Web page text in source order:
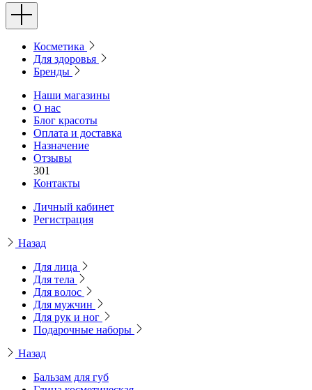
Косметика
Для здоровья
Бренды
Наши магазины
О нас
Блог красоты
Оплата и доставка
Назначение
Отзывы
301
Контакты
Личный кабинет
Регистрация
Назад
Для лица
Для тела
Для волос
Для мужчин
Для рук и ног
Подарочные наборы
Назад
Бальзам для губ